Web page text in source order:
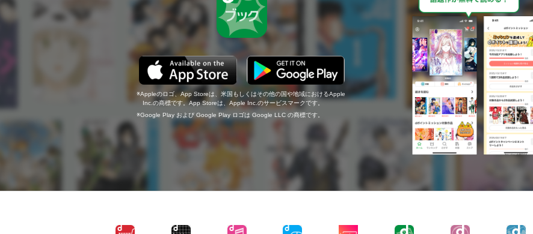
Appleのロゴ、App Storeは、米国もしくはその他の国や地域におけるApple
Inc.の商標です。App Storeは、Apple Inc.のサービスマークです。
Google Play および Google Play ロゴは Google LLC の商標です。